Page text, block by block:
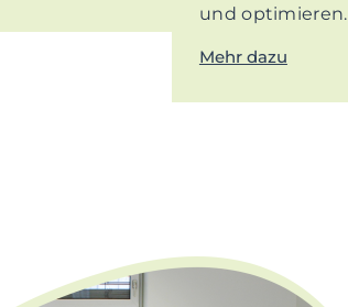
und optimieren.
Mehr dazu